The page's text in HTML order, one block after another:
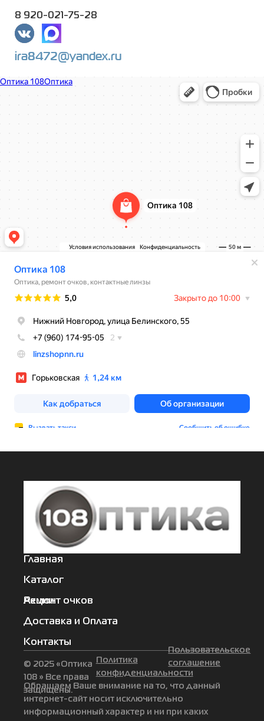
8 920-021-75-28
ira8472@yandex.ru
Оптика 108
Главная
Каталог
Акции
Ремонт очков
Доставка и Оплата
Контакты
© 2025 «Оптика
108 » Все права
защищены.
Политика
конфиденциальности
Пользовательское
соглашение
Обращаем Ваше внимание на то, что данный
интернет-сайт носит исключительно
информационный характер и ни при каких